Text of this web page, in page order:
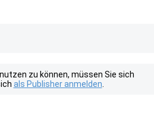
zu können, müssen Sie sich
als Publisher anmelden